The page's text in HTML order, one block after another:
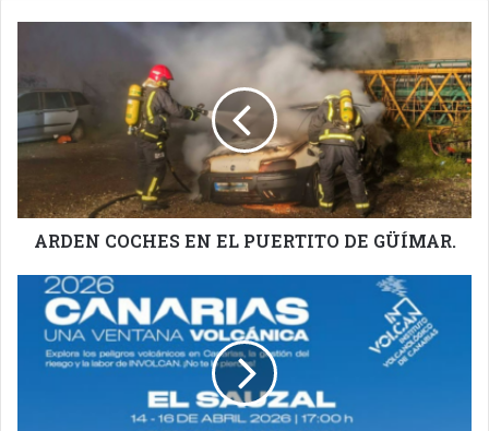
EN
EL
PUERTITO
DE
ARDEN COCHES EN EL PUERTITO DE GÜÍMAR.
CONOCIENDO
NUESTROS
VOLCANES.